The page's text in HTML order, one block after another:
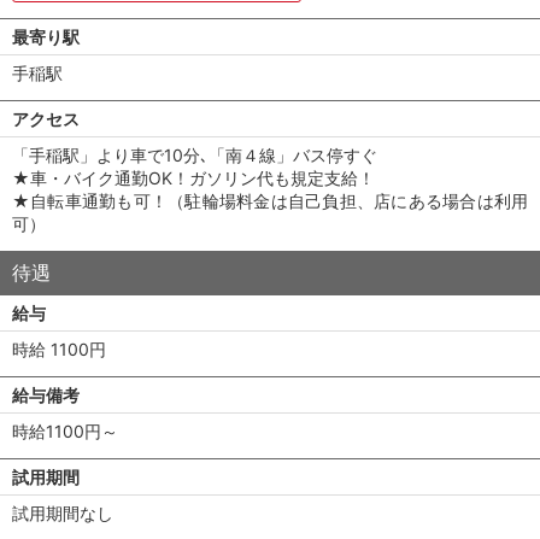
最寄り駅
手稲駅
アクセス
「手稲駅」より車で10分､「南４線」バス停すぐ
★車・バイク通勤OK！ガソリン代も規定支給！
★自転車通勤も可！（駐輪場料金は自己負担、店にある場合は利用
可）
待遇
給与
時給 1100円
給与備考
時給1100円～
試用期間
試用期間なし